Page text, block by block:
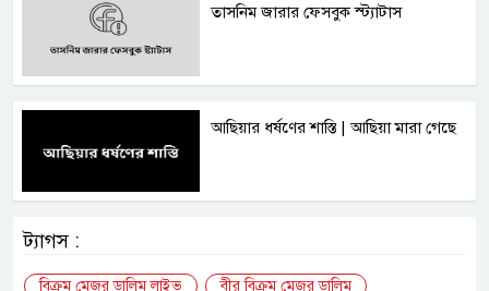
তাসনিম জারার ফেসবুক স্ট্যাটাস
আছিয়ার ধর্ষণের শাস্তি | আছিয়া মারা গেছে
ট্যাগস :
বিক্রম মেজর ডালিম লাইভ
বীর বিক্রম মেজর ডালিম